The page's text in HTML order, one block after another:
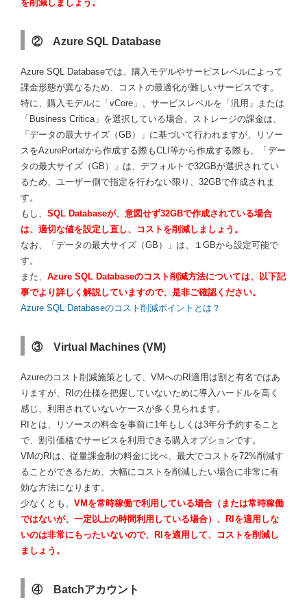
を削減しましょう。
② Azure SQL Database
Azure SQL Databaseでは、購入モデルやサービスレベルによって
課金形態が異なるため、コストの最適化が難しいサービスです。
特に、購入モデルに「vCore」、サービスレベルを「汎用」または
「Business Critica」を選択している場合、ストレージの課金は、
「データの最大サイズ（GB）」に基づいて行われますが、リソー
スをAzurePortalから作成する際もCLI等から作成する際も、「デー
タの最大サイズ（GB）」は、デフォルトで32GBが選択されてい
るため、ユーザー側で指定を行わない限り、32GBで作成されま
す。
もし、 SQL Databaseが、意図せず32GBで作成されている場合
は、適切な値を設定し直し、コストを削減しましょう。
なお、「データの最大サイズ（GB）」は、１GBから設定可能で
す。
また、 Azure SQL Databaseのコスト削減方法については、以下記
事でより詳しく解説していますので、是非ご確認ください。
Azure SQL Databaseのコスト削減ポイントとは？
③ Virtual Machines (VM)
Azureのコスト削減施策として、VMへのRI適用は割と有名ではあ
りますが、RIの仕様を把握していないために導入ハードルを高く
感じ、利用されていないケースが多く見られます。
RIとは、リソースの料金を事前に1年もしくは3年分予約すること
で、割引価格でサービスを利用できる購入オプションです。
VMのRIは、従量課金制の料金に比べ、最大でコストを72%削減す
ることができるため、大幅にコストを削減したい場合に非常に有
効な方法になります。
少なくとも、 VMを常時稼働で利用している場合（または常時稼働
ではないが、一定以上の時間利用している場合）、RIを適用しな
いのは非常にもったいないので、RIを適用して、コストを削減し
ましょう。
④ Batchアカウント